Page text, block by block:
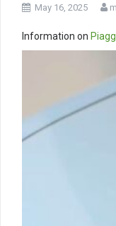
May 16, 2025
Information on